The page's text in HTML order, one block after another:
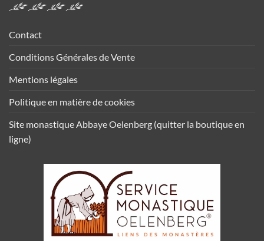
Contact
Conditions Générales de Vente
Mentions légales
Politique en matière de cookies
Site monastique Abbaye Oelenberg (quitter la boutique en
ligne)